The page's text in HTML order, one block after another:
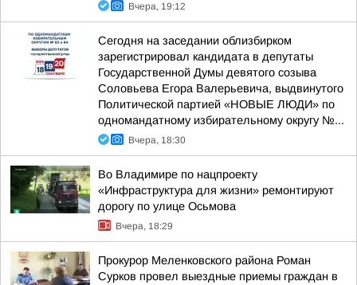
Вчера, 19:12
Сегодня на заседании облизбирком
зарегистрировал кандидата в депутаты
Государственной Думы девятого созыва
Соловьева Егора Валерьевича, выдвинутого
Политической партией «НОВЫЕ ЛЮДИ» по
одномандатному избирательному округу №...
Вчера, 18:30
Во Владимире по нацпроекту
«Инфраструктура для жизни» ремонтируют
дорогу по улице Осьмова
Вчера, 18:29
Прокурор Меленковского района Роман
Сурков провел выездные приемы граждан в